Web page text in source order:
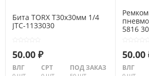
Бита TORX Т30х30мм 1/4
JTC-1133030
50.00 ₽
ВЛГ СРТ ПОД ЗАКАЗ
5816
50.00
ВЛГ